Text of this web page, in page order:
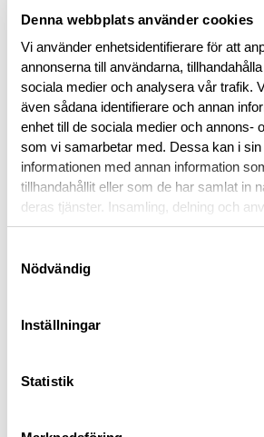
Denna webbplats använder cookies
Vi använder enhetsidentifierare för att
annonserna till användarna,
sociala medier och analysera vår trafik.
även sådana identifierare och annan
enhet till de sociala medier och annons-
som vi samarbetar med. Dessa kan i
informationen med annan information
tillhandahållit eller som de har samlat in
deras tjänster. Insamling, delning och
personuppgifter kan användas för
Nödvändig
Inställningar
Statistik
BESKRIVNING
RECENSIONER
OM VARUMÄRKET
PLATE CARRIER